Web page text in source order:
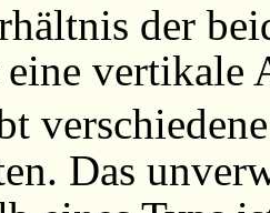
der
vertikale
Das